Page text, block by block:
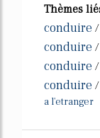
Thèmes
conduire /
conduire /
conduire /
conduire /
a l'etranger